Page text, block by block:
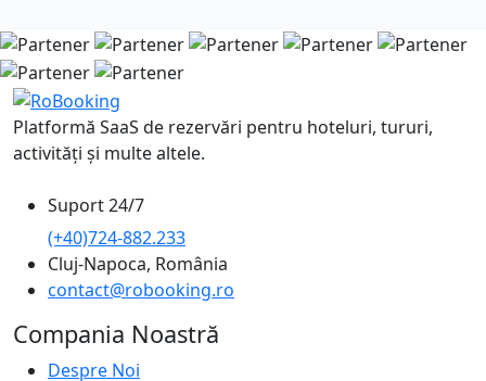
Platformă SaaS de rezervări pentru hoteluri, tururi,
activități și multe altele.
Suport 24/7
(+40)724-882.233
Cluj-Napoca, România
contact@robooking.ro
Compania Noastră
Despre Noi